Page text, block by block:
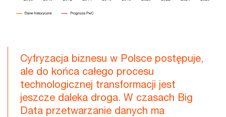
Cyfryzacja biznesu w Polsce postępuje,
ale do końca całego procesu
technologicznej transformacji jest
jeszcze daleka droga. W czasach Big
Data przetwarzanie danych ma